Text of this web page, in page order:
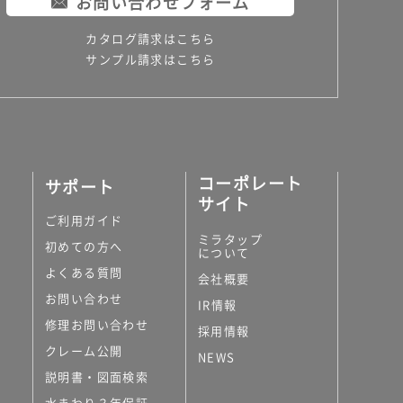
カタログ請求はこちら
サンプル請求はこちら
サポート
ご利用ガイド
初めての方へ
よくある質問
お問い合わせ
修理お問い合わせ
クレーム公開
説明書・図面検索
コーポレート
サイト
ミラタップ
について
会社概要
IR情報
採用情報
NEWS